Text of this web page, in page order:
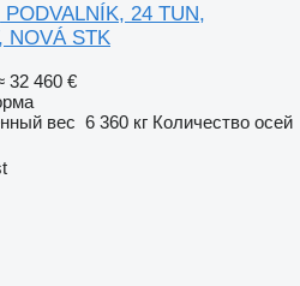
24 TUN,
NOVÁ STK
32 460 €
вес 6 360 кг Количество осей